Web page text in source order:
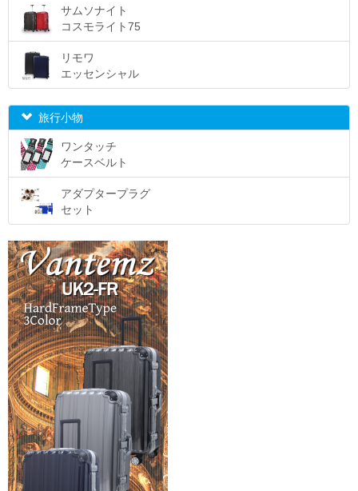
サムソナイト
コスモライト75
リモワ
エッセンシャル
旅行小物
ワンタッチ
ケースベルト
アダプタープラグ
セット